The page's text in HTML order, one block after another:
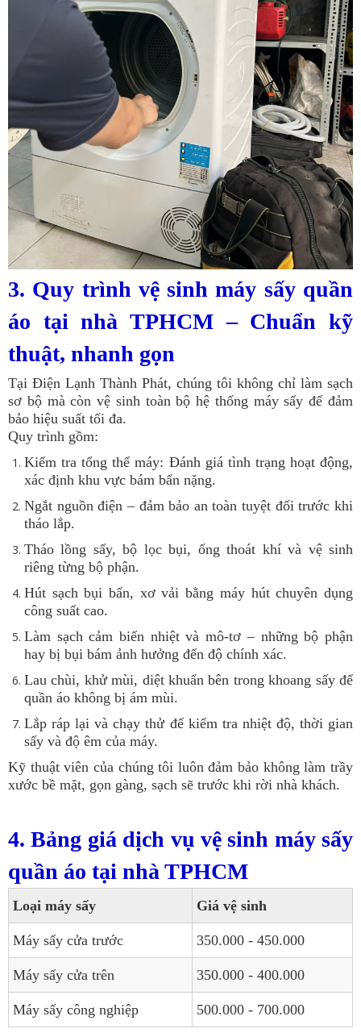
3. Quy trình vệ sinh máy sấy quần
áo tại nhà TPHCM – Chuẩn kỹ
thuật, nhanh gọn
Tại Điện Lạnh Thành Phát, chúng tôi không chỉ làm sạch
sơ bộ mà còn vệ sinh toàn bộ hệ thống máy sấy để đảm
bảo hiệu suất tối đa.
Quy trình gồm:
Kiểm tra tổng thể máy: Đánh giá tình trạng hoạt động,
xác định khu vực bám bẩn nặng.
Ngắt nguồn điện – đảm bảo an toàn tuyệt đối trước khi
tháo lắp.
Tháo lồng sấy, bộ lọc bụi, ống thoát khí và vệ sinh
riêng từng bộ phận.
Hút sạch bụi bẩn, xơ vải bằng máy hút chuyên dụng
công suất cao.
Làm sạch cảm biến nhiệt và mô-tơ – những bộ phận
hay bị bụi bám ảnh hưởng đến độ chính xác.
Lau chùi, khử mùi, diệt khuẩn bên trong khoang sấy để
quần áo không bị ám mùi.
Lắp ráp lại và chạy thử để kiểm tra nhiệt độ, thời gian
sấy và độ êm của máy.
Kỹ thuật viên của chúng tôi luôn đảm bảo không làm trầy
xước bề mặt, gọn gàng, sạch sẽ trước khi rời nhà khách.
4. Bảng giá dịch vụ vệ sinh máy sấy
quần áo tại nhà TPHCM
Loại máy sấy Giá vệ sinh
Máy sấy cửa trước 350.000 - 450.000
Máy sấy cửa trên 350.000 - 400.000
Máy sấy công nghiệp
500.000 - 700.000